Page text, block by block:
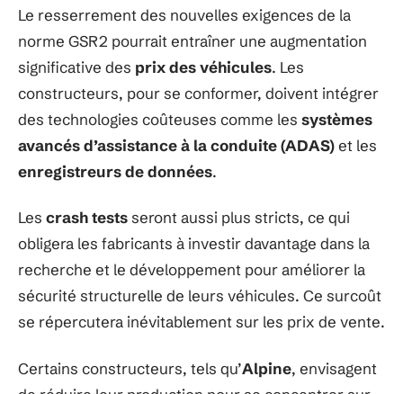
Le resserrement des nouvelles exigences de la
norme GSR2 pourrait entraîner une augmentation
significative des prix des véhicules. Les
constructeurs, pour se conformer, doivent intégrer
des technologies coûteuses comme les systèmes
avancés d’assistance à la conduite (ADAS)et les
enregistreurs de données.
Les crash testsseront aussi plus stricts, ce qui
obligera les fabricants à investir davantage dans la
recherche et le développement pour améliorer la
sécurité structurelle de leurs véhicules. Ce surcoût
se répercutera inévitablement sur les prix de vente.
Certains constructeurs, tels qu’Alpine, envisagent